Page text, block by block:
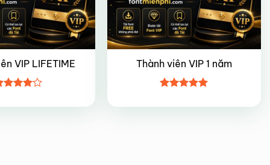
VIP LIFETIME
hạng
Thành viên VIP 1 năm
hạng55